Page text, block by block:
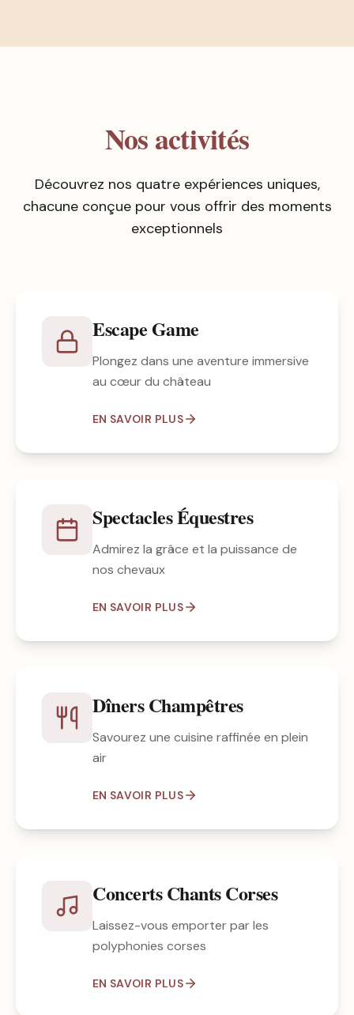
Nos activités
Découvrez nos quatre expériences uniques,
chacune conçue pour vous offrir des moments
exceptionnels
Escape Game
Plongez dans une aventure immersive
au cœur du château
EN SAVOIR PLUS
Spectacles Équestres
Admirez la grâce et la puissance de
nos chevaux
EN SAVOIR PLUS
Dîners Champêtres
Savourez une cuisine raffinée en plein
air
EN SAVOIR PLUS
Concerts Chants Corses
Laissez-vous emporter par les
polyphonies corses
EN SAVOIR PLUS